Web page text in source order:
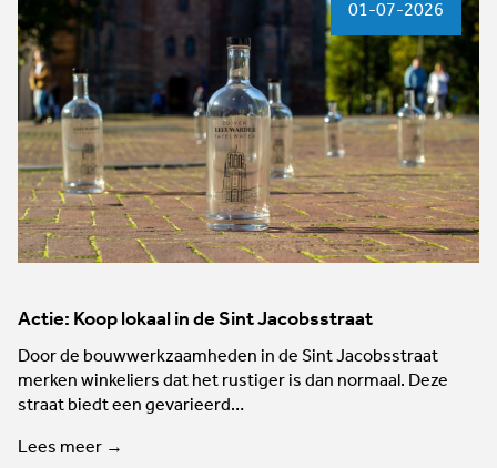
01-07-2026
Actie: Koop lokaal in de Sint Jacobsstraat
Door de bouwwerkzaamheden in de Sint Jacobsstraat
merken winkeliers dat het rustiger is dan normaal. Deze
straat biedt een gevarieerd…
Lees meer →